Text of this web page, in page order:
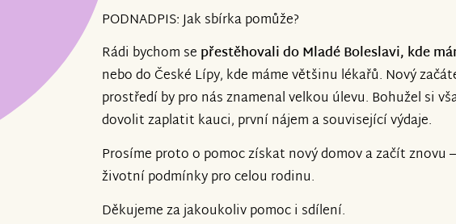
PODNADPIS: Jak sbírka pomůže?
Rádi bychom se přestěhovali do Mladé Boleslavi, kde
nebo do České Lípy, kde máme většinu lékařů. Nový
prostředí by pro nás znamenal velkou úlevu. Bohužel si
dovolit zaplatit kauci, první nájem a související výdaje.
Prosíme proto o pomoc získat nový domov a začít znovu
životní podmínky pro celou rodinu.
Děkujeme za jakoukoliv pomoc i sdílení.